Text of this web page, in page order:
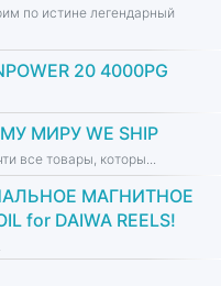
по истине легендарный
20 4000PG
МИРУ WE SHIP
товары, которы...
МАГНИТНОЕ
for DAIWA REELS!